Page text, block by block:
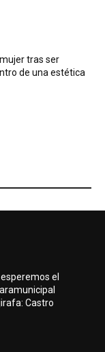
tras ser
de una estética
el
Castro